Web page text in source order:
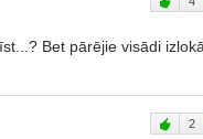
Bet pārējie visādi
2